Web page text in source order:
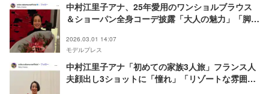
中村江里子アナ、25年愛用のワンショルブラウス
＆ショーパン全身コーデ披露「大人の魅力」「脚の
2026.03.01 14:07
モデルプレス
中村江里子アナ「初めての家族3人旅」フランス人
夫顔出し3ショットに「憧れ」「リゾートな雰囲気